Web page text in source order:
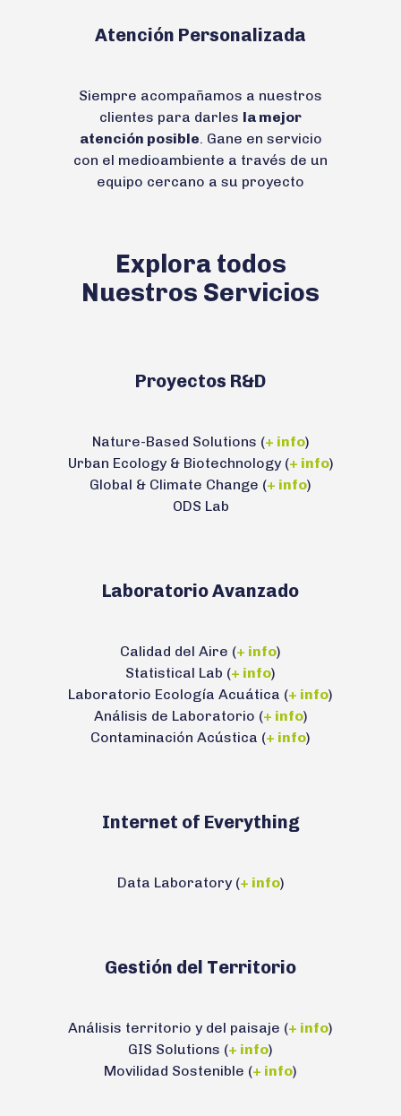
Atención Personalizada
Siempre acompañamos a nuestros
clientes para darles la mejor
atención posible. Gane en servicio
con el medioambiente a través de un
equipo cercano a su proyecto
Explora todos
Nuestros Servicios
Proyectos R&D
Nature-Based Solutions (+ info)
Urban Ecology & Biotechnology (+ info)
Global & Climate Change (+ info)
ODS Lab
Laboratorio Avanzado
Calidad del Aire (+ info)
Statistical Lab (+ info)
Laboratorio Ecología Acuática (+ info)
Análisis de Laboratorio (+ info)
Contaminación Acústica (+ info)
Internet of Everything
Data Laboratory (+ info)
Gestión del Territorio
Análisis territorio y del paisaje (+ info)
GIS Solutions (+ info)
Movilidad Sostenible (+ info)